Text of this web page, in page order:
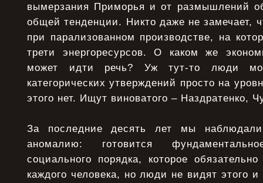
вымерзания Приморья и от размышлений
общей тенденции. Никто даже не замечает,
при парализованном производстве, на
трети энергоресурсов. О каком же
может идти речь? Уж тут-то люди
категорических утверждений просто на
этого нет. Ищут виноватого – Наздратенко,
За последние десять лет мы
аномалию: готовится
социального порядка, которое
каждого человека, но люди не видят этого